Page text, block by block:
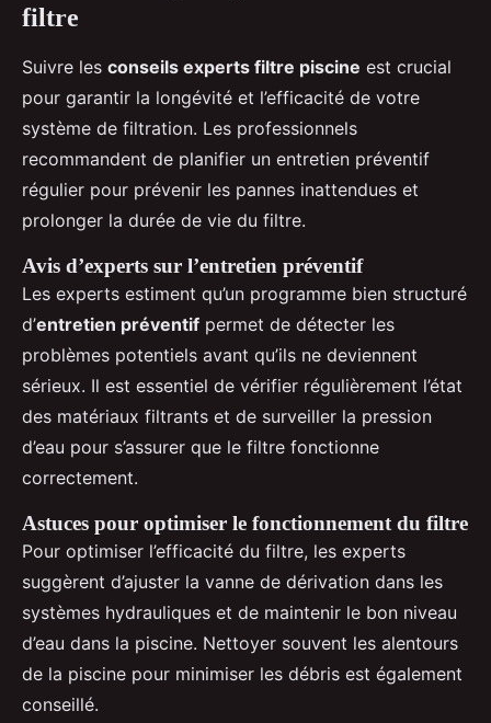
filtre
Suivre les conseils experts filtre piscine est crucial
pour garantir la longévité et l’efficacité de votre
système de filtration. Les professionnels
recommandent de planifier un entretien préventif
régulier pour prévenir les pannes inattendues et
prolonger la durée de vie du filtre.
Avis d’experts sur l’entretien préventif
Les experts estiment qu’un programme bien structuré
d’entretien préventif permet de détecter les
problèmes potentiels avant qu’ils ne deviennent
sérieux. Il est essentiel de vérifier régulièrement l’état
des matériaux filtrants et de surveiller la pression
d’eau pour s’assurer que le filtre fonctionne
correctement.
Astuces pour optimiser le fonctionnement du filtre
Pour optimiser l’efficacité du filtre, les experts
suggèrent d’ajuster la vanne de dérivation dans les
systèmes hydrauliques et de maintenir le bon niveau
d’eau dans la piscine. Nettoyer souvent les alentours
de la piscine pour minimiser les débris est également
conseillé.